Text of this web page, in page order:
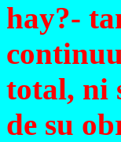
hay?-
total, ni
de su